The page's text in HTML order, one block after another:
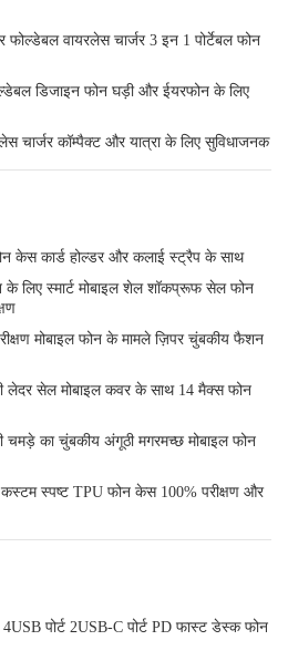
वायरलेस चार्जर 3 इन 1 पोर्टेबल फोन
डिजाइन फोन घड़ी और ईयरफोन के लिए
चार्जर कॉम्पैक्ट और यात्रा के लिए सुविधाजनक
केस कार्ड होल्डर और कलाई स्ट्रैप के साथ
लिए स्मार्ट मोबाइल शेल शॉकप्रूफ सेल फोन
मोबाइल फोन के मामले ज़िपर चुंबकीय फैशन
लेदर सेल मोबाइल कवर के साथ 14 मैक्स फोन
का चुंबकीय अंगूठी मगरमच्छ मोबाइल फोन
स्पष्ट TPU फोन केस 100% परीक्षण और
पोर्ट 2USB-C पोर्ट PD फास्ट डेस्क फोन